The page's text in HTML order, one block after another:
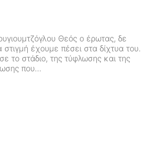
Θεός ο έρωτας, δε
έχουμε πέσει στα δίχτυα του.
το στάδιο, της τύφλωσης και της
που…